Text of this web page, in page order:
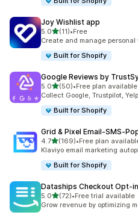
Joy Wishlist app
5.0เต็ม 5 ดาว
(11)
ทั้งหมด 11 รีวิว
•Free
Create and manage
Built for Shopify
Google Reviews by
5.0เต็ม 5 ดาว
(50)
ทั้งหมด 50 รีวิว
•Free plan available
Collect Google, Trustpilot,
Built for Shopify
Grid & Pixel
4.7เต็ม 5 ดาว
(169)
ทั้งหมด 169 รีวิว
•Free plan
Klaviyo email marketing
Built for Shopify
Dataships Checkout Opt‑in
5.0เต็ม 5 ดาว
(72)
ทั้งหมด 72 รีวิว
•Free trial available
Grow revenue by optimizing